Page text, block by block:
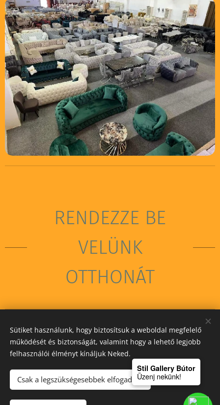
RENDEZZE BE
VELÜNK
OTTHONÁT
STIL GALLERY KFT
Sütiket használunk, hogy biztosítsuk a weboldal megfelelő
működését és biztonságát, valamint hogy a lehető legjobb
felhasználói élményt kínáljuk Neked.
Csak a legszükségesebbek elfogadása
Stil Gallery Bútor
Üzenj nekünk!